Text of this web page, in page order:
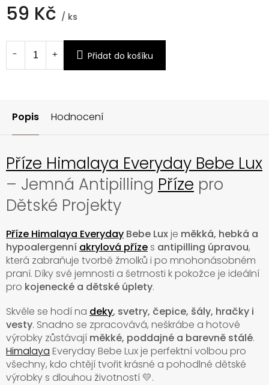
59 Kč / ks
cena:
Přidat do košíku
Popis Hodnocení
Příze Himalaya Everyday Bebe Lux
– Jemná Antipilling Příze pro
Dětské Projekty
Příze Himalaya Everyday Bebe Luxje měkká, hebká a
hypoalergenní akrylová přízes antipilling úpravou,
která zabraňuje tvorbě žmolků i po mnohonásobném
praní. Díky své jemnosti a šetrnosti k pokožce je ideální
pro kojenecké a dětské úplety.
Skvěle se hodí na deky, svetry, čepice, šály, hračky i
vesty. Snadno se zpracovává, neškrábe a hotové
výrobky zůstávají měkké, poddajné a barevně stálé.
Himalaya Everyday Bebe Lux je perfektní volbou pro
všechny, kdo chtějí tvořit krásné a pohodlné dětské
výrobky s dlouhou životností 💛.